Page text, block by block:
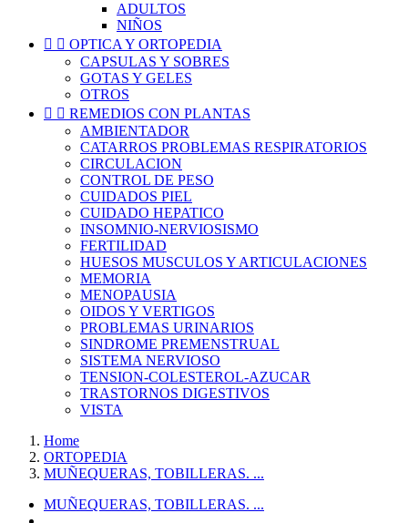
ADULTOS
NIÑOS
  OPTICA Y ORTOPEDIA
CAPSULAS Y SOBRES
GOTAS Y GELES
OTROS
  REMEDIOS CON PLANTAS
AMBIENTADOR
CATARROS PROBLEMAS RESPIRATORIOS
CIRCULACION
CONTROL DE PESO
CUIDADOS PIEL
CUIDADO HEPATICO
INSOMNIO-NERVIOSISMO
FERTILIDAD
HUESOS MUSCULOS Y ARTICULACIONES
MEMORIA
MENOPAUSIA
OIDOS Y VERTIGOS
PROBLEMAS URINARIOS
SINDROME PREMENSTRUAL
SISTEMA NERVIOSO
TENSION-COLESTEROL-AZUCAR
TRASTORNOS DIGESTIVOS
VISTA
Home
ORTOPEDIA
MUÑEQUERAS, TOBILLERAS. ...
MUÑEQUERAS, TOBILLERAS. ...